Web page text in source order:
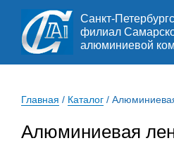
Санкт-
филиал
алюминиевой
Главная / Каталог /
Алюминиевая